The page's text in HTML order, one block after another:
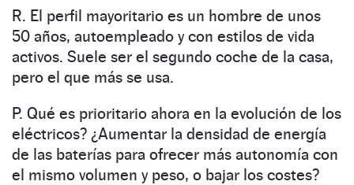
R. El perfil mayoritario es un hombre de unos
50 años, autoempleado y con estilos de vida
activos. Suele ser el segundo coche de la casa,
pero el que más se usa.
P. Qué es prioritario ahora en la evolución de los
eléctricos? ¿Aumentar la densidad de energía
de las baterías para ofrecer más autonomía con
el mismo volumen y peso, o bajar los costes?